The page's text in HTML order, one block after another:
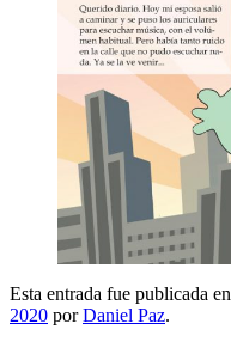
Esta entrada fue publicada en
2020 porDaniel Paz.